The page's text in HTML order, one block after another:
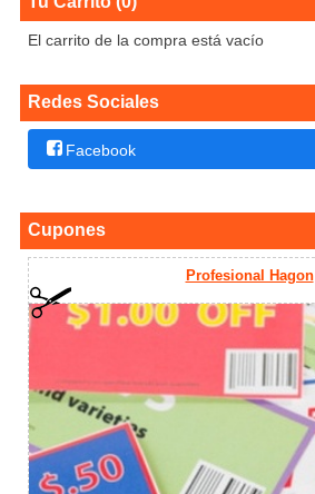
El carrito de la compra está vacío
Redes Sociales
Facebook
Cupones
Profesional Hagon